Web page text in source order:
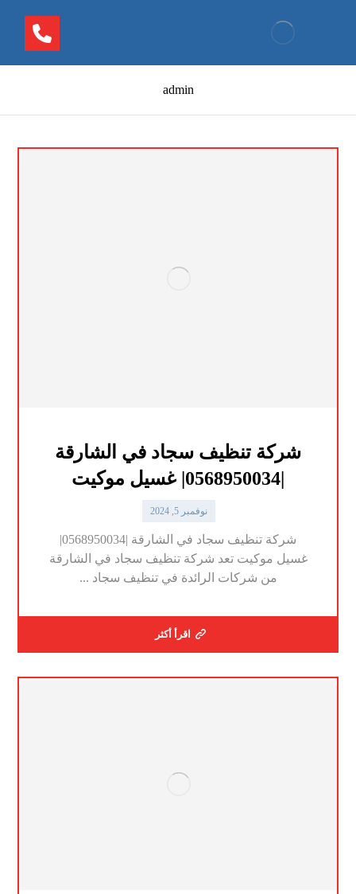
admin
شركة تنظيف سجاد في الشارقة
|0568950034| غسيل موكيت
نوفمبر 5, 2024
شركة تنظيف سجاد في الشارقة |0568950034|
غسيل موكيت تعد شركة تنظيف سجاد في الشارقة
من شركات الرائدة في تنظيف سجاد ...
اقرأ أكثر